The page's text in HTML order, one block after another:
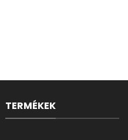
TERMÉKEK